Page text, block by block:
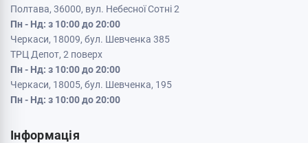
Полтава, 36000, вул. Небесної Сотні 2
Пн - Нд: з 10:00 до 20:00
Черкаси, 18009, бул. Шевченка 385
ТРЦ Депот, 2 поверх
Пн - Нд: з 10:00 до 20:00
Черкаси, 18005, бул. Шевченка, 195
Пн - Нд: з 10:00 до 20:00
Інформація